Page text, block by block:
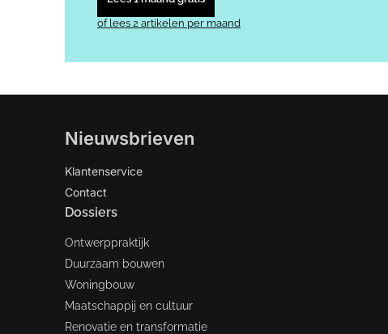
of lees 2 artikelen per maand
Nieuwsbrieven
Klantenservice
Contact
Dossiers
Ontwerppraktijk
Duurzaam bouwen
Woningbouw
Maatschappij en cultuur
Renovatie en transformatie